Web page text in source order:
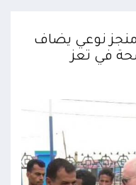
نوعي يضاف
في تعز